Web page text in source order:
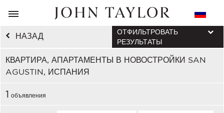
НАЗАД
КВАРТИРА, АПАРТАМЕНТЫ В НОВОСТРОЙКИ SAN
AGUSTIN, ИСПАНИЯ
ОТФИЛЬТРОВАТЬ
РЕЗУЛЬТАТЫ
1 объявления